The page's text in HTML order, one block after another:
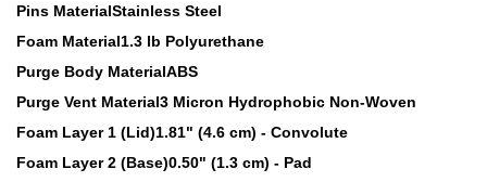
Pins MaterialStainless Steel
Foam Material1.3 lb Polyurethane
Purge Body MaterialABS
Purge Vent Material3 Micron Hydrophobic Non-Woven
Foam Layer 1 (Lid)1.81" (4.6 cm) - Convolute
Foam Layer 2 (Base)0.50" (1.3 cm) - Pad